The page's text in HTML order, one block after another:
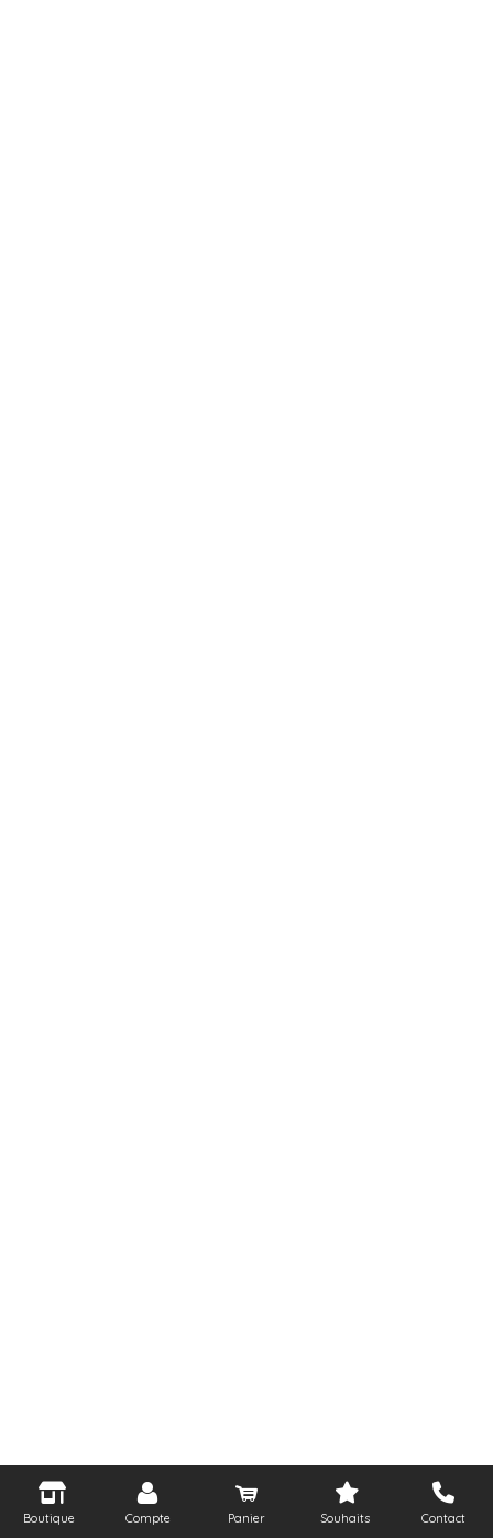
Boutique Compte Panier Souhaits Contact